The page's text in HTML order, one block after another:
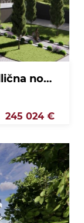
BEZ PROVIZIJE! Sesvete/odlična novogradnja/3soban stan na 2. katu/76,57 m2!!
245 024 €